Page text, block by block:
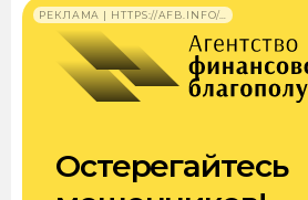
РЕКЛАМА | HTTPS://AFB.INFO/…
Остерегайтесь